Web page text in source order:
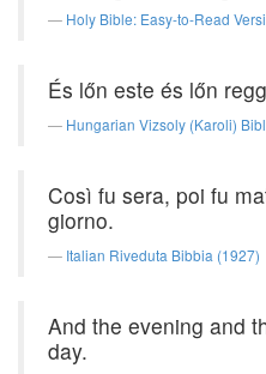
Holy Bible: Easy-to-Read
És lőn este és lőn
Hungarian Vizsoly (Karoli)
Così fu sera, poi fu
giorno.
Italian Riveduta Bibbia (1927)
And the evening and
day.